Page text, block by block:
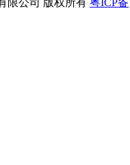
限公司 版权所有 粤ICP备